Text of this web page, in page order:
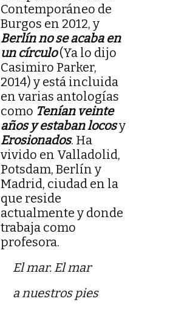
Contemporáneo de
Burgos en 2012, y
Berlín no se acaba en
un círculo (Ya lo dijo
Casimiro Parker,
2014) y está incluida
en varias antologías
como Tenían veinte
años y estaban locosy
Erosionados. Ha
vivido en Valladolid,
Potsdam, Berlín y
Madrid, ciudad en la
que reside
actualmente y donde
trabaja como
profesora.
El mar. El mar
a nuestros pies